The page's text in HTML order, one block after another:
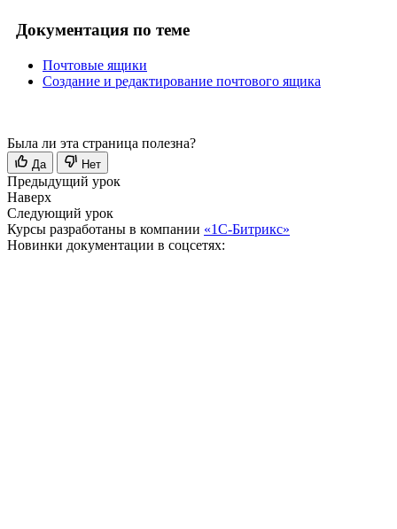
Документация по теме
Почтовые ящики
Создание и редактирование почтового ящика
Была ли эта страница полезна?
Да Нет
Предыдущий урок
Наверх
Следующий урок
Курсы разработаны в компании «1С-Битрикс»
Новинки документации в соцсетях: